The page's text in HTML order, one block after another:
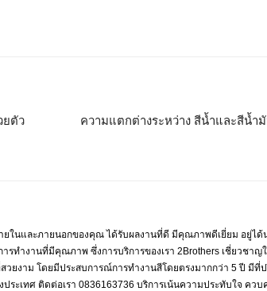
ยตัว
ความแตกต่างระหว่าง สีน้ำและสีน้ำ
ยในและภายนอกของคุณ ได้รับผลงานที่ดี มีคุณภาพดีเยี่ยม อยู่ได้
ารทำงานที่มีคุณภาพ ซึ่งการบริการของเรา 2Brothers เชี่ยวชาญ
วยงาม โดยมีประสบการณ์การทำงานสีโดยตรงมากกว่า 5 ปี มีที่
ระเทศ ติดต่อเรา 0836163736 บริการเน้นความประทับใจ คว